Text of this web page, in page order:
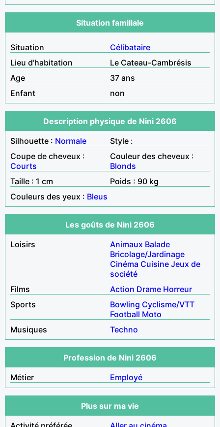
Situation familiale
Situation
Célibataire
Lieu d'habitation
Le Cateau-Cambrésis
Age
37 ans
Enfant
non
Description physique de Nini 2606
Silhouette : Normale
Style :
Coupe de cheveux :
Courts
Couleur des cheveux :
Blonds
Taille : 1 cm
Poids : 90 kg
Couleurs des yeux : Bleus
Les goûts de Nini 2606
Loisirs
Animaux Balade
Bricolage/Jardinage
Cinéma Cuisine Jeux de
société
Films
Action Drame Horreur
Sports
Bowling Cyclisme/VTT
Football Moto
Musiques
Techno
Profession de Nini 2606
Métier
Employé
Plus sur ma vie